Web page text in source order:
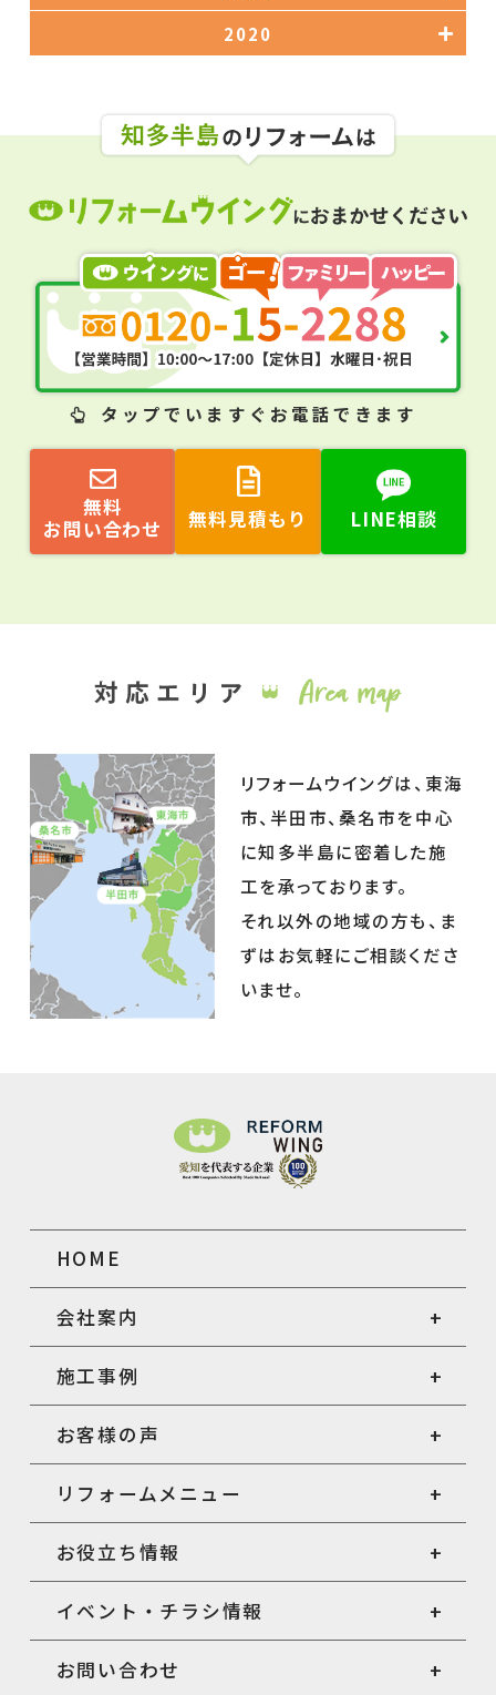
2020
タップでいますぐお電話できます
無料
お問い合わせ
無料見積もり LINE相談
リフォームウイングは、東海
市、半田市、桑名市を中心
に知多半島に密着した施
工を承っております。
それ以外の地域の方も、ま
ずはお気軽にご相談くださ
いませ。
HOME
会社案内
施工事例
お客様の声
リフォームメニュー
お役立ち情報
イベント・チラシ情報
お問い合わせ